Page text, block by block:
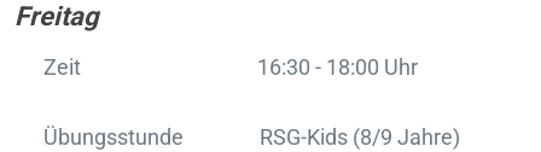
Freitag
Zeit 16:30 - 18:00 Uhr
Übungsstunde RSG-Kids (8/9 Jahre)